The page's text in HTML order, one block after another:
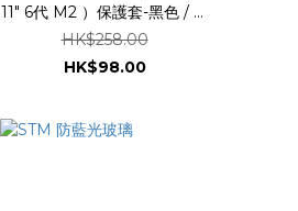
11" 6代 M2 ）保護套-黑色 / 藍
色
HK$258.00
HK$98.00